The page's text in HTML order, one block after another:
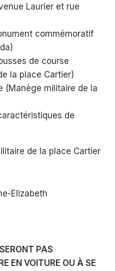
Laurier et rue
commémoratif
de course
la place Cartier)
(Manège militaire de la
de
de la place Cartier
Elizabeth
PAS
EN VOITURE OU À SE